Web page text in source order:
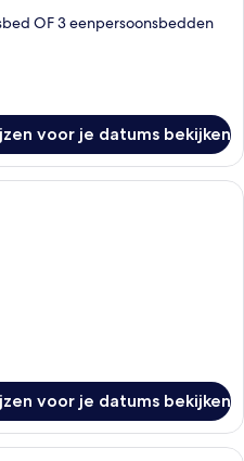
OF 3 eenpersoonsbedden
voor je datums bekijken
Een hotelkamer met twee bedden,
voor je datums bekijken
Een hotelkamer met een bed, een